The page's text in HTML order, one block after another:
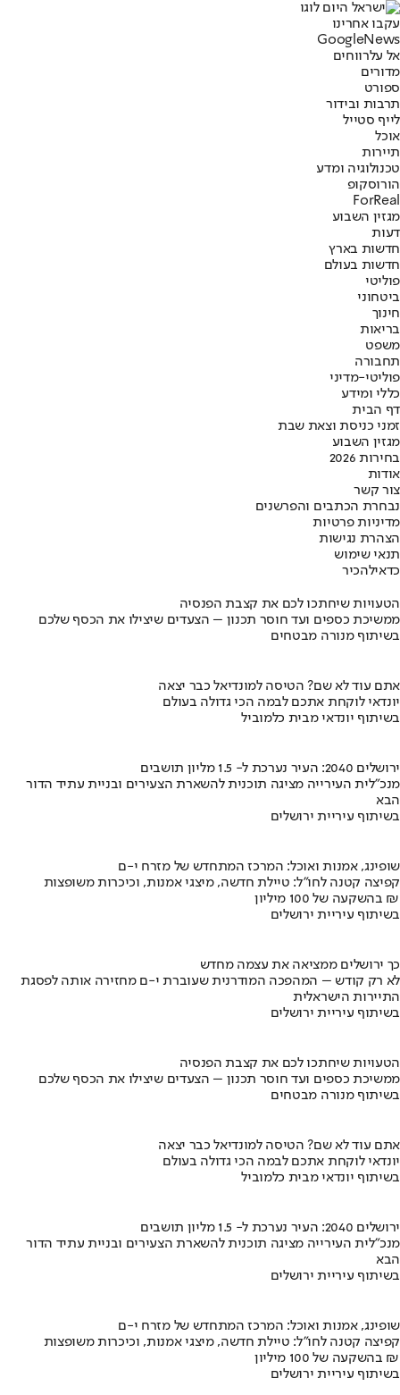
עקבו אחרינו
Googl eNews
אל עלרווחים
מדורים
ספורט
תרבות ובידור
לייף סטייל
אוכל
תיירות
טכנולוגיה ומדע
הורוסקופ
ForReal
מגזין השבוע
דעות
חדשות בארץ
חדשות בעולם
פוליטי
ביטחוני
חינוך
בריאות
משפט
תחבורה
פוליטי-מדיני
כללי ומידע
דף הבית
זמני כניסת וצאת שבת
מגזין השבוע
בחירות 2026
אודות
צור קשר
נבחרת הכתבים והפרשנים
מדיניות פרטיות
הצהרת נגישות
תנאי שימוש
כדאילהכיר
הטעויות שיחתכו לכם את קצבת הפנסיה
ממשיכת כספים ועד חוסר תכנון – הצעדים שיצילו את הכסף שלכם
בשיתוף מנורה מבטחים
אתם עוד לא שם? הטיסה למונדיאל כבר יצאה
יונדאי לוקחת אתכם לבמה הכי גדולה בעולם
בשיתוף יונדאי מבית כלמוביל
ירושלים 2040: העיר נערכת ל- 1.5 מליון תושבים
מנכ"לית העירייה מציגה תוכנית להשארת הצעירים ובניית עתיד הדור
הבא
בשיתוף עיריית ירושלים
שופינג, אמנות ואוכל: המרכז המתחדש של מזרח י-ם
קפיצה קטנה לחו"ל: טיילת חדשה, מיצגי אמנות, וכיכרות משופצות
בהשקעה של 100 מיליון ₪
בשיתוף עיריית ירושלים
כך ירושלים ממציאה את עצמה מחדש
לא רק קודש – המהפכה המודרנית שעוברת י-ם מחזירה אותה לפסגת
התיירות הישראלית
בשיתוף עיריית ירושלים
הטעויות שיחתכו לכם את קצבת הפנסיה
ממשיכת כספים ועד חוסר תכנון – הצעדים שיצילו את הכסף שלכם
בשיתוף מנורה מבטחים
אתם עוד לא שם? הטיסה למונדיאל כבר יצאה
יונדאי לוקחת אתכם לבמה הכי גדולה בעולם
בשיתוף יונדאי מבית כלמוביל
ירושלים 2040: העיר נערכת ל- 1.5 מליון תושבים
מנכ"לית העירייה מציגה תוכנית להשארת הצעירים ובניית עתיד הדור
הבא
בשיתוף עיריית ירושלים
שופינג, אמנות ואוכל: המרכז המתחדש של מזרח י-ם
קפיצה קטנה לחו"ל: טיילת חדשה, מיצגי אמנות, וכיכרות משופצות
בהשקעה של 100 מיליון ₪
בשיתוף עיריית ירושלים